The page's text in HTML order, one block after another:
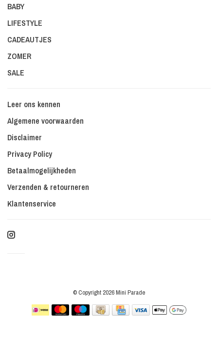
BABY
LIFESTYLE
CADEAUTJES
ZOMER
SALE
Leer ons kennen
Algemene voorwaarden
Disclaimer
Privacy Policy
Betaalmogelijkheden
Verzenden & retourneren
Klantenservice
© Copyright 2026 Mini Parade